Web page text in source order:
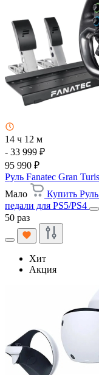
14 ч 12 м
- 33 999 ₽
95 990 ₽
Руль Fanatec Gran
Мало
Купить
педали для PS5/PS4
50 раз
Хит
Акция